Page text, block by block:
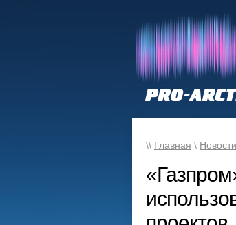
\\ Главная \ Новости